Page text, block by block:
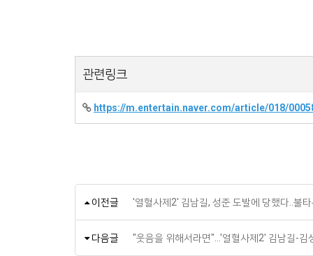
관련링크
https://m.entertain.naver.com/article/018/
이전글 '열혈사제2' 김남길, 성준 도발에 당했다..불
다음글 "웃음을 위해서라면"…'열혈사제2' 김남길-김